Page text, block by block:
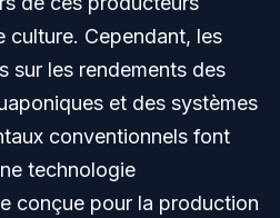
culture. Cependant, les
sur les rendements des
et des systèmes
conventionnels font
technologie
conçue pour la production